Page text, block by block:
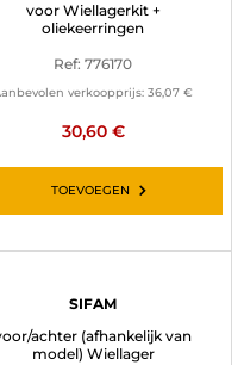
voor Wiellagerkit +
oliekeerringen
Ref: 776170
verkoopprijs: 36,07 €
30,60 €
TOEVOEGEN
SIFAM
achter (afhankelijk van
model) Wiellager